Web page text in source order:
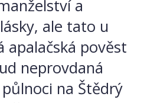
a
ale tato u
apalačská pověst
neprovdaná
na Štědrý